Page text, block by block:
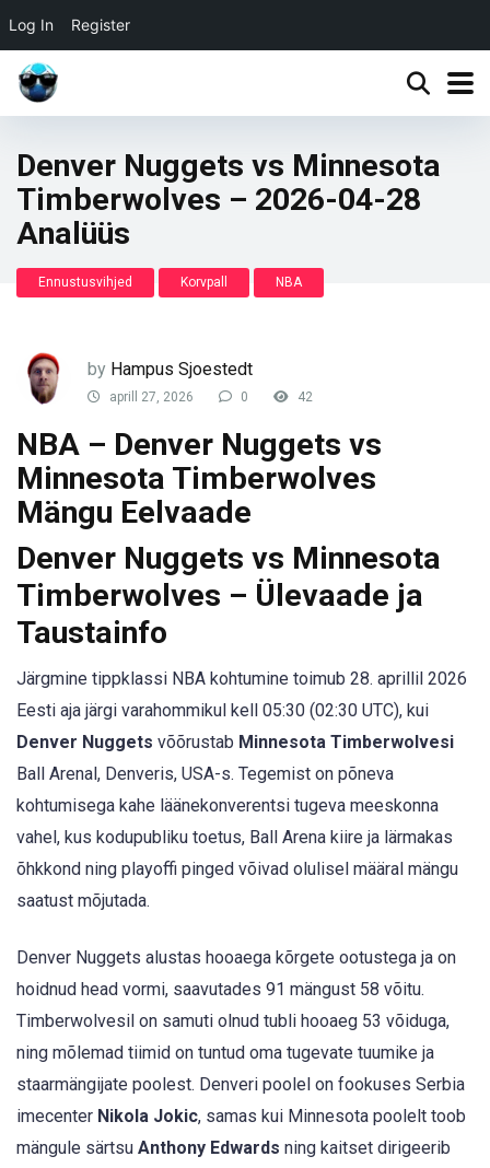
Log In Register
Denver Nuggets vs Minnesota
Timberwolves – 2026-04-28
Analüüs
Ennustusvihjed Korvpall NBA
by Hampus Sjoestedt
aprill 27, 2026 0 42
NBA – Denver Nuggets vs
Minnesota Timberwolves
Mängu Eelvaade
Denver Nuggets vs Minnesota
Timberwolves – Ülevaade ja
Taustainfo
Järgmine tippklassi NBA kohtumine toimub 28. aprillil 2026
Eesti aja järgi varahommikul kell 05:30 (02:30 UTC), kui
Denver Nuggets võõrustab Minnesota Timberwolvesi
Ball Arenal, Denveris, USA-s. Tegemist on põneva
kohtumisega kahe läänekonverentsi tugeva meeskonna
vahel, kus kodupubliku toetus, Ball Arena kiire ja lärmakas
õhkkond ning playoffi pinged võivad olulisel määral mängu
saatust mõjutada.
Denver Nuggets alustas hooaega kõrgete ootustega ja on
hoidnud head vormi, saavutades 91 mängust 58 võitu.
Timberwolvesil on samuti olnud tubli hooaeg 53 võiduga,
ning mõlemad tiimid on tuntud oma tugevate tuumike ja
staarmängijate poolest. Denveri poolel on fookuses Serbia
imecenter Nikola Jokic, samas kui Minnesota poolelt toob
mängule särtsu Anthony Edwards ning kaitset dirigeerib